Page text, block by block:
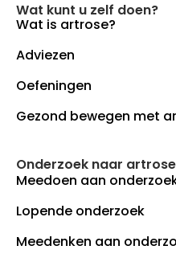
Wat kunt u zelf doen?
Wat is artrose?
Adviezen
Oefeningen
Gezond bewegen met
Onderzoek naar artrose
Meedoen aan
Lopende onderzoek
Meedenken aan